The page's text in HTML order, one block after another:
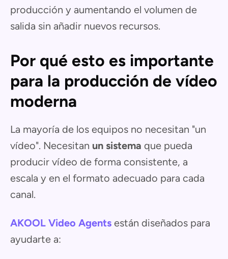
producción y aumentando el volumen de
salida sin añadir nuevos recursos.
Por qué esto es importante
para la producción de vídeo
moderna
La mayoría de los equipos no necesitan "un
vídeo". Necesitan un sistema que pueda
producir vídeo de forma consistente, a
escala y en el formato adecuado para cada
canal.
AKOOL Video Agents están diseñados para
ayudarte a: